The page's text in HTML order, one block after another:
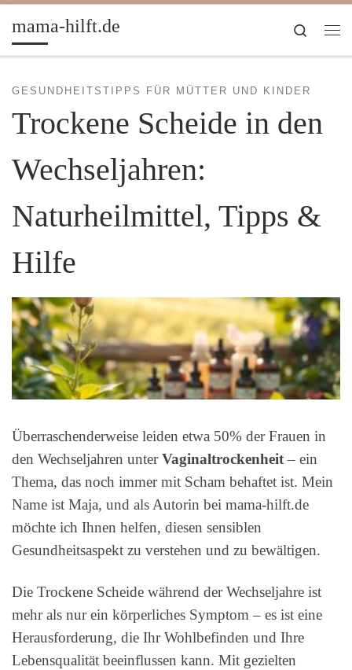
Zum Inhalt springen
mama-hilft.de
Search
GESUNDHEITSTIPPS FÜR MÜTTER UND KINDER
Trockene Scheide in den
Wechseljahren:
Naturheilmittel, Tipps &
Hilfe
Überraschenderweise leiden etwa 50% der Frauen in
den Wechseljahren unterVaginaltrockenheit – ein
Thema, das noch immer mit Scham behaftet ist. Mein
Name ist Maja, und als Autorin bei mama-hilft.de
möchte ich Ihnen helfen, diesen sensiblen
Gesundheitsaspekt zu verstehen und zu bewältigen.
Die Trockene Scheide während der Wechseljahre ist
mehr als nur ein körperliches Symptom – es ist eine
Herausforderung, die Ihr Wohlbefinden und Ihre
Lebensqualität beeinflussen kann. Mit gezielten